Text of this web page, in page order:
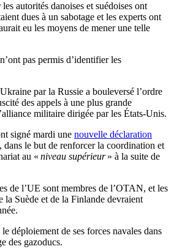
autorités danoises et suédoises ont
dues à un sabotage et les experts ont
eu les moyens de mener une telle
pas permis d’identifier les
par la Russie a bouleversé l’ordre
des appels à une plus grande
militaire dirigée par les États-Unis.
signé mardi une nouvelle déclaration
, dans le but de renforcer la coordination et
au « niveau supérieur» à la suite de
de l’UE sont membres de l’OTAN, et les
la Suède et de la Finlande devraient
déploiement de ses forces navales dans
des gazoducs.